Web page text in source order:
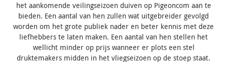
het aankomende veilingseizoen duiven op Pigeoncom aan te
bieden. Een aantal van hen zullen wat uitgebreider gevolgd
worden om het grote publiek nader en beter kennis met deze
liefhebbers te laten maken. Een aantal van hen stellen het
wellicht minder op prijs wanneer er plots een stel
druktemakers midden in het vliegseizoen op de stoep staat.